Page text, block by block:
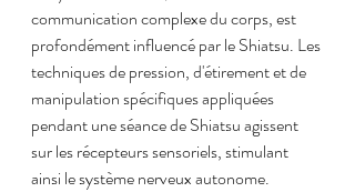
communication complexe du corps, est
profondément influencé par le Shiatsu. Les
techniques de pression, d'étirement et de
manipulation spécifiques appliquées
pendant une séance de Shiatsu agissent
sur les récepteurs sensoriels, stimulant
ainsi le système nerveux autonome.